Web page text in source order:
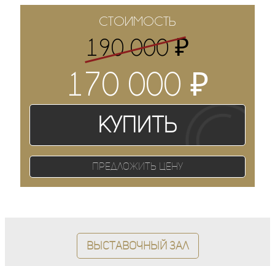
СТОИМОСТЬ
190 000₽
170 000 ₽
Купить
Предложить цену
Выставочный зал